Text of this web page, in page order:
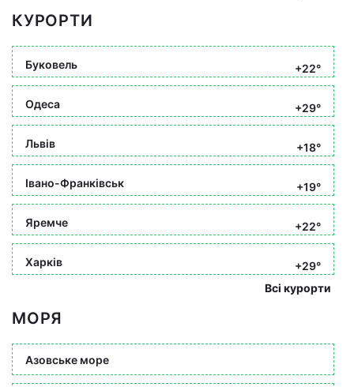
КУРОРТИ
Буковель +22°
Одеса +29°
Львів +18°
Івано-Франківськ +19°
Яремче +22°
Харків
+29°
Всі курорти
МОРЯ
Азовське море